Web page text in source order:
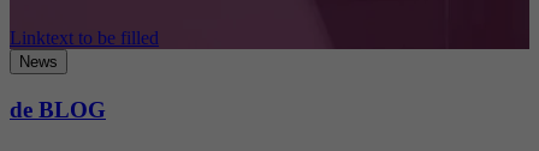
Linktext to be filled
News
de BLOG